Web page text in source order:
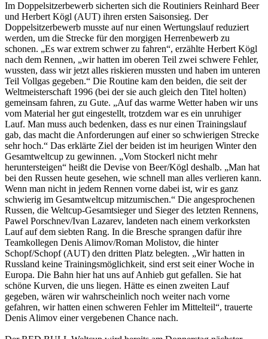
Im Doppelsitzerbewerb sicherten sich die Routiniers Reinhard Beer
und Herbert Kögl (AUT) ihren ersten Saisonsieg. Der
Doppelsitzerbewerb musste auf nur einen Wertungslauf reduziert
werden, um die Strecke für den morgigen Herrenbewerb zu
schonen. „Es war extrem schwer zu fahren“, erzählte Herbert Kögl
nach dem Rennen, „wir hatten im oberen Teil zwei schwere Fehler,
wussten, dass wir jetzt alles riskieren mussten und haben im unteren
Teil Vollgas gegeben.“ Die Routine kam den beiden, die seit der
Weltmeisterschaft 1996 (bei der sie auch gleich den Titel holten)
gemeinsam fahren, zu Gute. „Auf das warme Wetter haben wir uns
vom Material her gut eingestellt, trotzdem war es ein unruhiger
Lauf. Man muss auch bedenken, dass es nur einen Trainingslauf
gab, das macht die Anforderungen auf einer so schwierigen Strecke
sehr hoch.“ Das erklärte Ziel der beiden ist im heurigen Winter den
Gesamtweltcup zu gewinnen. „Vom Stockerl nicht mehr
heruntersteigen“ heißt die Devise von Beer/Kögl deshalb. „Man hat
bei den Russen heute gesehen, wie schnell man alles verlieren kann.
Wenn man nicht in jedem Rennen vorne dabei ist, wir es ganz
schwierig im Gesamtweltcup mitzumischen.“ Die angesprochenen
Russen, die Weltcup-Gesamtsieger und Sieger des letzten Rennens,
Pawel Porschnev/Ivan Lazarev, landeten nach einem verkorksten
Lauf auf dem siebten Rang. In die Bresche sprangen dafür ihre
Teamkollegen Denis Alimov/Roman Molistov, die hinter
Schopf/Schopf (AUT) den dritten Platz belegten. „Wir hatten in
Russland keine Trainingsmöglichkeit, sind erst seit einer Woche in
Europa. Die Bahn hier hat uns auf Anhieb gut gefallen. Sie hat
schöne Kurven, die uns liegen. Hätte es einen zweiten Lauf
gegeben, wären wir wahrscheinlich noch weiter nach vorne
gefahren, wir hatten einen schweren Fehler im Mittelteil“, trauerte
Denis Alimov einer vergebenen Chance nach.